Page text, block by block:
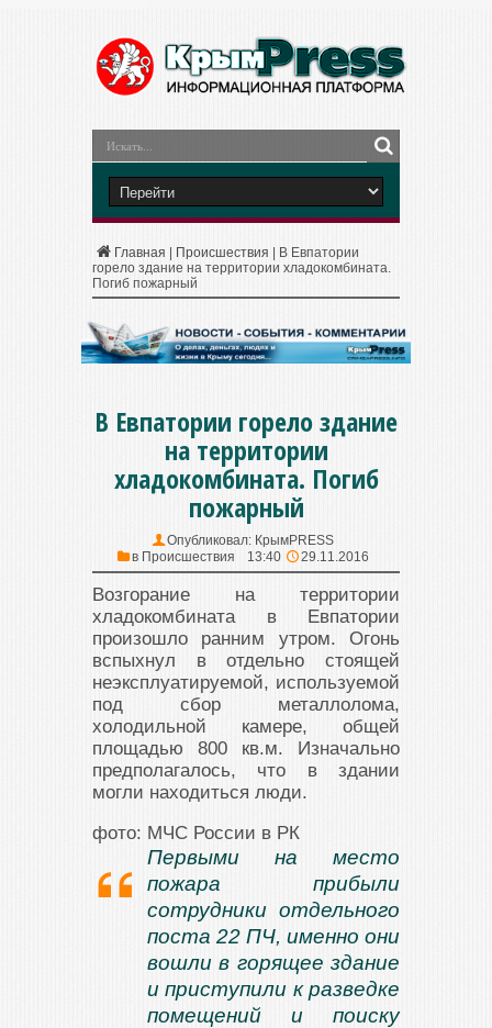
Главная Происшествия
В Евпатории
горело здание на территории хладокомбината.
Погиб пожарный
В Евпатории горело здание
на территории
хладокомбината. Погиб
пожарный
Опубликовал: КрымPRESS
в Происшествия 13:40 29.11.2016
Возгорание на территории
хладокомбината в Евпатории
произошло ранним утром. Огонь
вспыхнул в отдельно стоящей
неэксплуатируемой, используемой
под сбор металлолома,
холодильной камере, общей
площадью 800 кв.м. Изначально
предполагалось, что в здании
могли находиться люди.
фото: МЧС России в РК
Первыми на место
пожара прибыли
сотрудники отдельного
поста 22 ПЧ, именно они
вошли в горящее здание
и приступили к разведке
помещений и поиску